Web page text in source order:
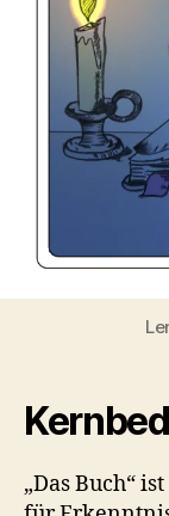
„Das Buch“